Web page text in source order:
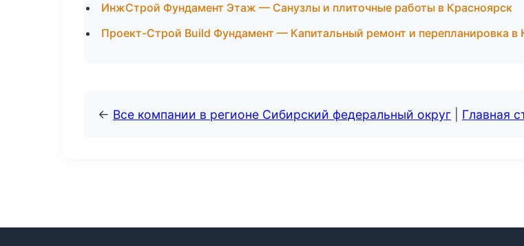
ИнжСтрой Фундамент Этаж — Санузлы и плиточные работы в Красноярск
Проект-Строй Build Фундамент — Капитальный ремонт и перепланировка в
← Все компании в регионе Сибирский федеральный округ Главная